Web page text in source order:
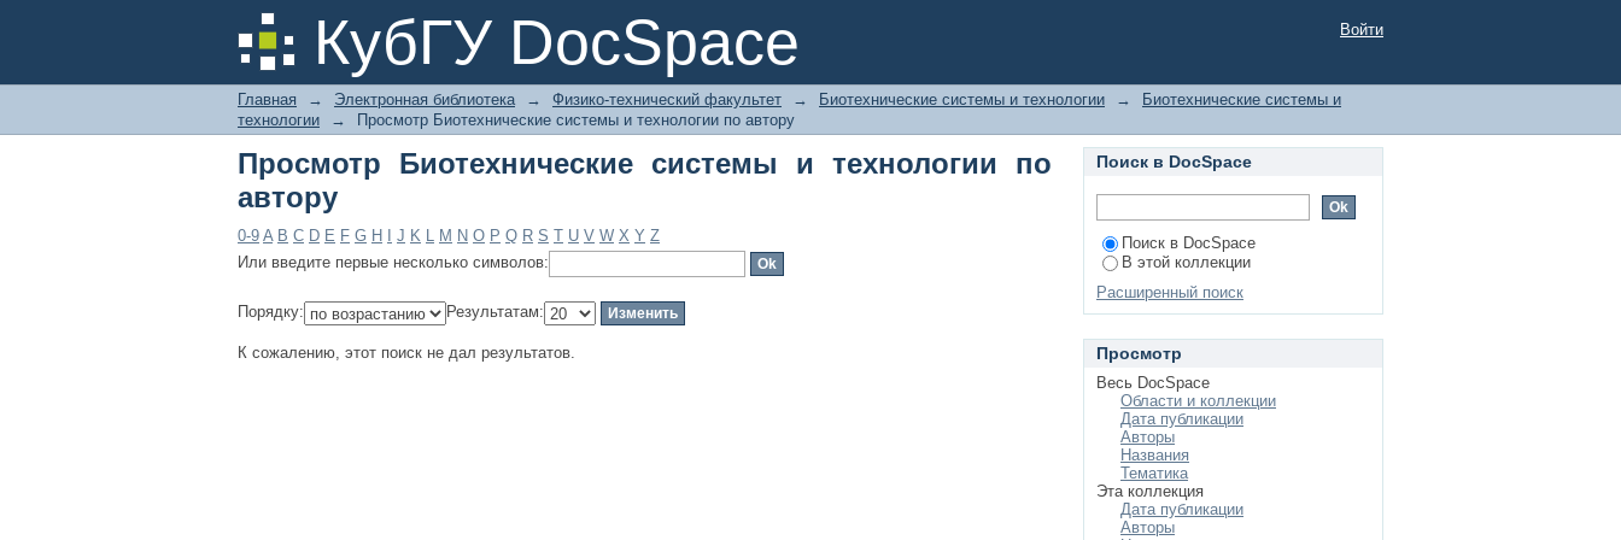
КубГУ DocSpace
Просмотр Биотехнические системы и технологии по автору Войти
Главная → Электронная библиотека → Физико-технический факультет → Биотехнические системы и технологии →
Биотехнические системы и
технологии
→ Просмотр Биотехнические системы и технологии по автору
Просмотр Биотехнические системы и технологии по
автору
0-9 A B C D E F G H J K L M N O P Q R S T U V W X Y Z
Или введите первые несколько символов:
Порядку: Результатам:
К сожалению, этот поиск не дал результатов.
Поиск в DocSpace
Поиск в DocSpace
В этой коллекции
Расширенный поиск
Просмотр
Весь DocSpace
Области и коллекции
Дата публикации
Авторы
Названия
Тематика
Эта коллекция
Дата публикации
Авторы